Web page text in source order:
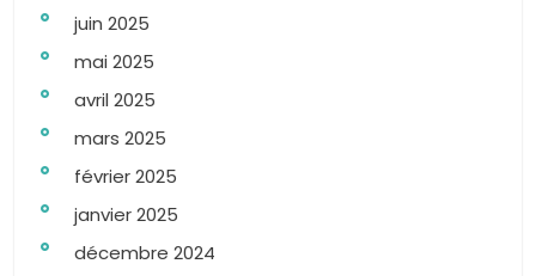
juin 2025
mai 2025
avril 2025
mars 2025
février 2025
janvier 2025
décembre 2024